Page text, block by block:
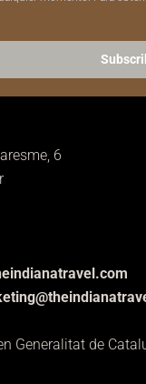
6
Generalitat de